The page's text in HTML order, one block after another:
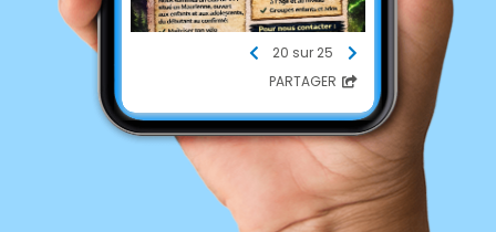
20 sur 25
PARTAGER